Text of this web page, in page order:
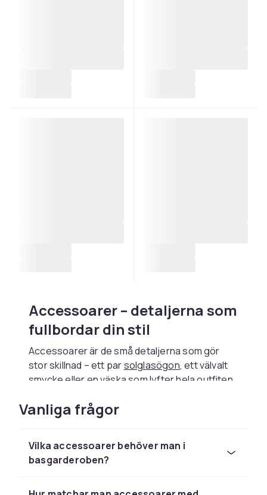
Accessoarer – detaljerna som
fullbordar din stil
Accessoarer är de små detaljerna som gör
stor skillnad – ett parsolglasögon, ett välvalt
smyckeeller enväskasom lyfter hela outfiten.
barn i alla stilar – från tidlösa klassiker till
säsongens trender.
Accessoarer för dam
Bland damaccessoarerna hittar du smycken i
Vanliga frågor
Vilka accessoarer behöver man i
basgarderoben?